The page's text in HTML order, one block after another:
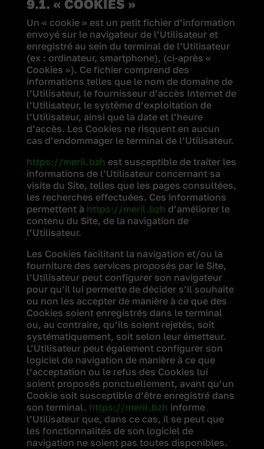
9.1. « COOKIES »
Un « cookie » est un petit fichier d’information
envoyé sur le navigateur de l’Utilisateur et
enregistré au sein du terminal de l’Utilisateur
(ex : ordinateur, smartphone), (ci-après «
Cookies »). Ce fichier comprend des
informations telles que le nom de domaine de
l’Utilisateur, le fournisseur d’accès Internet de
l’Utilisateur, le système d’exploitation de
l’Utilisateur, ainsi que la date et l’heure
d’accès. Les Cookies ne risquent en aucun
cas d’endommager le terminal de l’Utilisateur.
https://meril.bzh est susceptible de traiter les
informations de l’Utilisateur concernant sa
visite du Site, telles que les pages consultées,
les recherches effectuées. Ces informations
permettent à https://meril.bzh d’améliorer le
contenu du Site, de la navigation de
l’Utilisateur.
Les Cookies facilitant la navigation et/ou la
fourniture des services proposés par le Site,
l’Utilisateur peut configurer son navigateur
pour qu’il lui permette de décider s’il souhaite
ou non les accepter de manière à ce que des
Cookies soient enregistrés dans le terminal
ou, au contraire, qu’ils soient rejetés, soit
systématiquement, soit selon leur émetteur.
L’Utilisateur peut également configurer son
logiciel de navigation de manière à ce que
l’acceptation ou le refus des Cookies lui
soient proposés ponctuellement, avant qu’un
Cookie soit susceptible d’être enregistré dans
son terminal. https://meril.bzh informe
l’Utilisateur que, dans ce cas, il se peut que
les fonctionnalités de son logiciel de
navigation ne soient pas toutes disponibles.